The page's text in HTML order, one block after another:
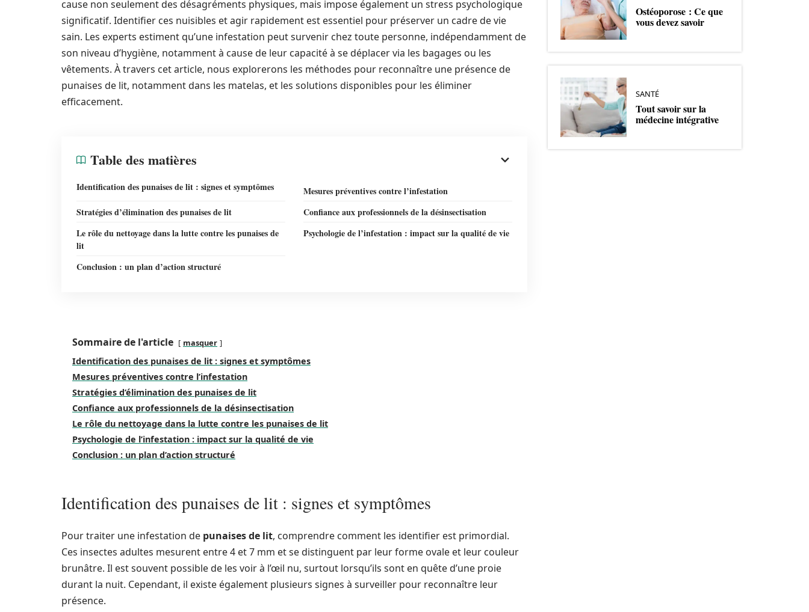
cause non seulement des désagréments physiques, mais impose également un stress psychologique
significatif. Identifier ces nuisibles et agir rapidement est essentiel pour préserver un cadre de vie
sain. Les experts estiment qu’une infestation peut survenir chez toute personne, indépendamment de
son niveau d’hygiène, notamment à cause de leur capacité à se déplacer via les bagages ou les
vêtements. À travers cet article, nous explorerons les méthodes pour reconnaître une présence de
punaises de lit, notamment dans les matelas, et les solutions disponibles pour les éliminer
efficacement.
Table des matières
Identification des punaises de lit : signes et symptômes
Mesures préventives contre l’infestation
Stratégies d’élimination des punaises de lit
Confiance aux professionnels de la désinsectisation
Le rôle du nettoyage dans la lutte contre les punaises de
lit
Psychologie de l’infestation : impact sur la qualité de vie
Conclusion : un plan d’action structuré
Sommaire de l'article masquer
Identification des punaises de lit : signes et symptômes
Mesures préventives contre l’infestation
Stratégies d’élimination des punaises de lit
Confiance aux professionnels de la désinsectisation
Le rôle du nettoyage dans la lutte contre les punaises de lit
Psychologie de l’infestation : impact sur la qualité de vie
Conclusion : un plan d’action structuré
Identification des punaises de lit : signes et symptômes
Pour traiter une infestation de punaises de lit, comprendre comment les identifier est primordial.
Ces insectes adultes mesurent entre 4 et 7 mm et se distinguent par leur forme ovale et leur couleur
brunâtre. Il est souvent possible de les voir à l’œil nu, surtout lorsqu’ils sont en quête d’une proie
durant la nuit. Cependant, il existe également plusieurs signes à surveiller pour reconnaître leur
présence.
Ostéoporose : Ce que
vous devez savoir
SANTÉ
Tout savoir sur la
médecine intégrative